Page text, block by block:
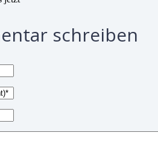
schreiben